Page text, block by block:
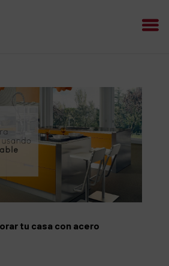
tu casa con acero